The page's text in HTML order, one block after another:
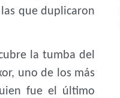
que duplicaron
la tumba del
uno de los más
fue el último